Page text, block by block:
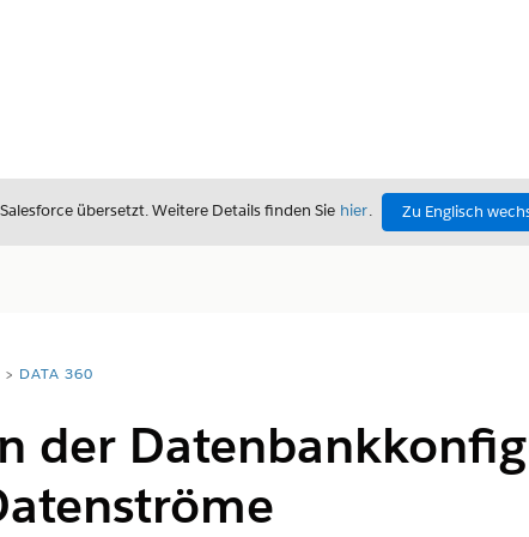
übersetzt. Weitere Details finden Sie hier. Zu Englisch
DATA 360
der